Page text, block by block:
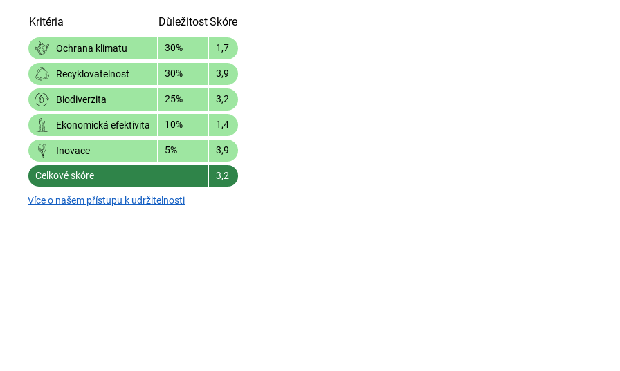
Kritéria DůležitostSkóre
Ochrana klimatu 30% 1,7
Recyklovatelnost 30% 3,9
Biodiverzita 25% 3,2
Ekonomická efektivita 10% 1,4
Inovace 5% 3,9
Celkové skóre 3,2
Více o našem přístupu k udržitelnosti